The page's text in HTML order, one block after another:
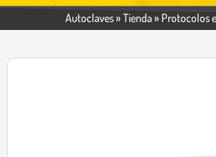
Autoclaves»Tienda» Protocolos